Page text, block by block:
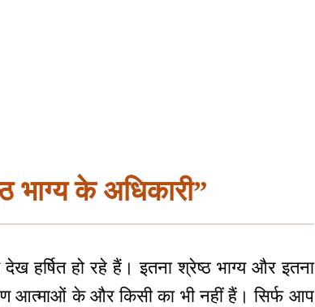
भाग्य के अधिकारी”
देख हर्षित हो रहे हैं। इतना श्रेष्ठ भाग्य और इतना
आत्माओं के और किसी का भी नहीं हैं। सिर्फ आप